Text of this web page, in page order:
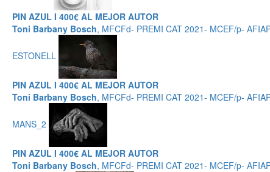
PIN AZUL I 400€ AL MEJOR AUTOR
Toni Barbany Bosch, MFCFd- PREMI CAT 2021- MCEF/p-
ESTONELL
PIN AZUL I 400€ AL MEJOR AUTOR
Toni Barbany Bosch, MFCFd- PREMI CAT 2021- MCEF/p-
MANS_2
PIN AZUL I 400€ AL MEJOR AUTOR
Toni Barbany Bosch, MFCFd- PREMI CAT 2021- MCEF/p-